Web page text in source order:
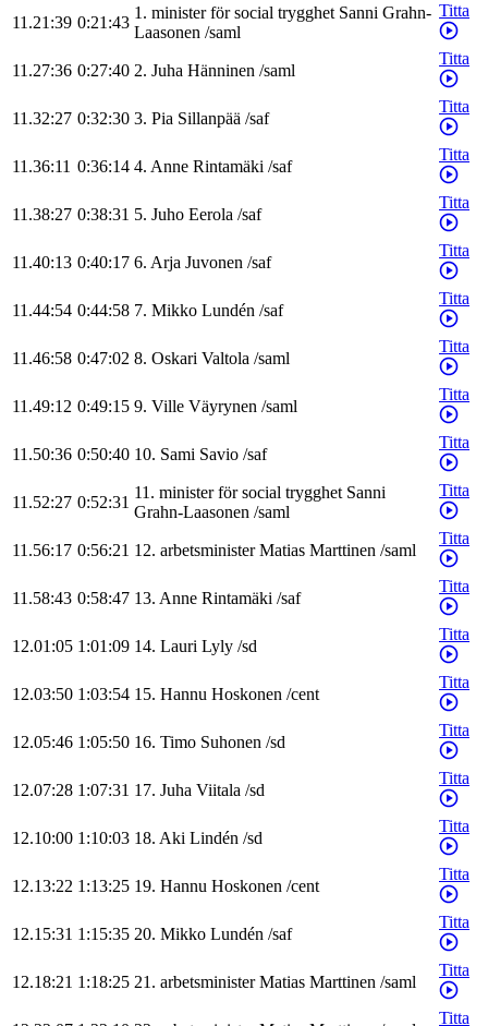
11.21:39 0:21:43
1. minister för social trygghet Sanni Grahn-
Laasonen /saml
Titta
11.27:36 0:27:40 2. Juha Hänninen /saml
Titta
11.32:27 0:32:30 3. Pia Sillanpää /saf
Titta
11.36:11 0:36:14 4. Anne Rintamäki /saf
Titta
11.38:27 0:38:31 5. Juho Eerola /saf
Titta
11.40:13 0:40:17 6. Arja Juvonen /saf
Titta
11.44:54 0:44:58 7. Mikko Lundén /saf
Titta
11.46:58 0:47:02 8. Oskari Valtola /saml
Titta
11.49:12 0:49:15 9. Ville Väyrynen /saml
Titta
11.50:36 0:50:40 10. Sami Savio /saf
Titta
11.52:27 0:52:31
11. minister för social trygghet Sanni
Grahn-Laasonen /saml
Titta
11.56:17 0:56:21 12. arbetsminister Matias Marttinen /saml
Titta
11.58:43 0:58:47 13. Anne Rintamäki /saf
Titta
12.01:05 1:01:09 14. Lauri Lyly /sd
Titta
12.03:50 1:03:54 15. Hannu Hoskonen /cent
Titta
12.05:46 1:05:50 16. Timo Suhonen /sd
Titta
12.07:28 1:07:31 17. Juha Viitala /sd
Titta
12.10:00 1:10:03 18. Aki Lindén /sd
Titta
12.13:22 1:13:25 19. Hannu Hoskonen /cent
Titta
12.15:31 1:15:35 20. Mikko Lundén /saf
Titta
12.18:21 1:18:25 21. arbetsminister Matias Marttinen /saml
Titta
Titta